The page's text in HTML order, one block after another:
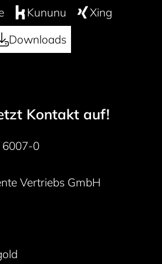
Kununu
Xing
Downloads
years
Kontakt auf!
6007-0
Vertriebs GmbH